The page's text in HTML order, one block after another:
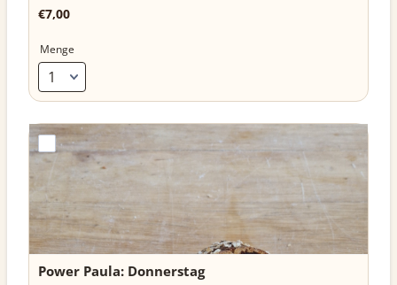
€7,00
€7,00
Menge
Power Paula: Donnerstag